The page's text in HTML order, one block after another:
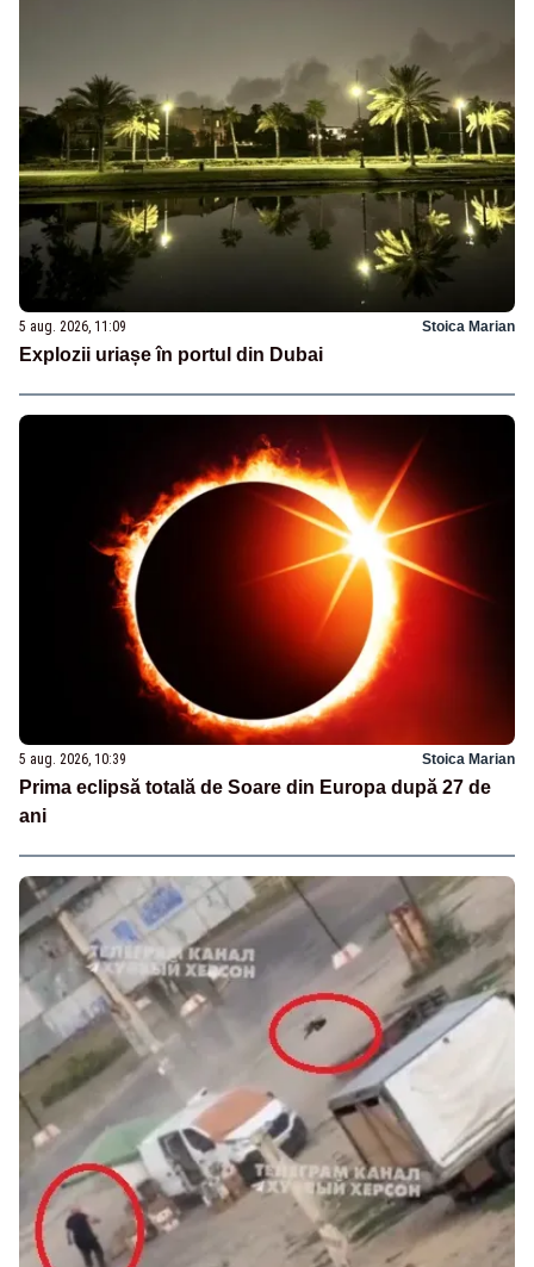
5 aug. 2026, 11:09 Stoica Marian
Explozii uriașe în portul din Dubai
5 aug. 2026, 10:39 Stoica Marian
Prima eclipsă totală de Soare din Europa după 27 de
ani